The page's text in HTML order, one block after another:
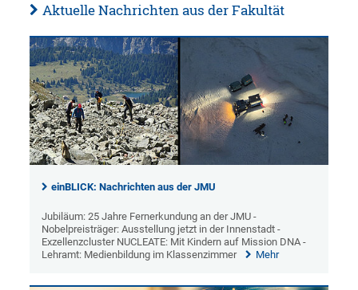
Aktuelle Nachrichten aus der Fakultät
einBLICK: Nachrichten aus der JMU
Jubiläum: 25 Jahre Fernerkundung an der JMU -
Nobelpreisträger: Ausstellung jetzt in der Innenstadt -
Exzellenzcluster NUCLEATE: Mit Kindern auf Mission DNA -
Lehramt: Medienbildung im Klassenzimmer
Mehr